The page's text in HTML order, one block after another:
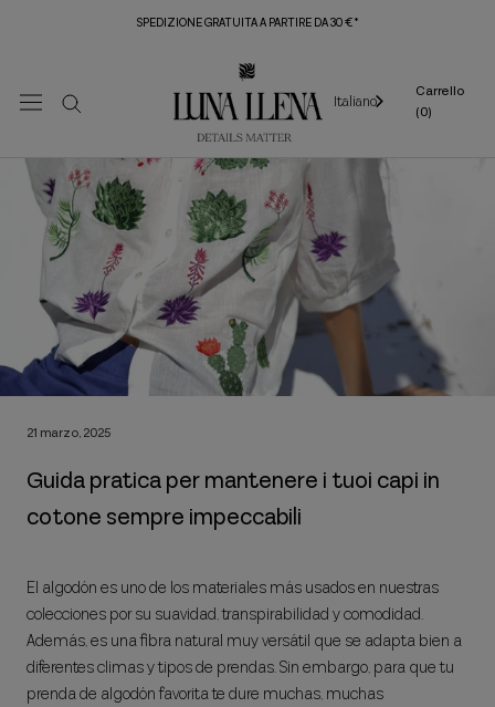
SPEDIZIONE GRATUITA A PARTIRE DA 30 €*
Italiano
Carrello
(0)
21 marzo, 2025
Guida pratica per mantenere i tuoi capi in
cotone sempre impeccabili
El algodón es uno de los materiales más usados en nuestras
colecciones por su suavidad, transpirabilidad y comodidad.
Además, es una fibra natural muy versátil que se adapta bien a
diferentes climas y tipos de prendas. Sin embargo, para que tu
prenda de algodón favorita te dure muchas, muchas